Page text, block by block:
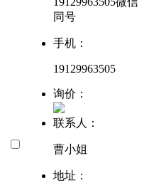
同号
手机：
19129963505
询价：
联系人：
曹小姐
地址：